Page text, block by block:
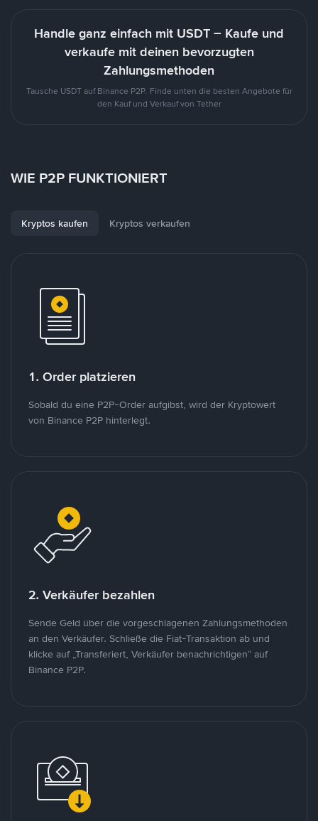
Handle ganz einfach mit USDT – Kaufe und
verkaufe mit deinen bevorzugten
Zahlungsmethoden
Tausche USDT auf Binance P2P. Finde unten die besten Angebote für
den Kauf und Verkauf von Tether
WIE P2P FUNKTIONIERT
Kryptos kaufen Kryptos verkaufen
1. Order platzieren
Sobald du eine P2P-Order aufgibst, wird der Kryptowert
von Binance P2P hinterlegt.
2. Verkäufer bezahlen
Sende Geld über die vorgeschlagenen Zahlungsmethoden
an den Verkäufer. Schließe die Fiat-Transaktion ab und
klicke auf „Transferiert, Verkäufer benachrichtigen“ auf
Binance P2P.